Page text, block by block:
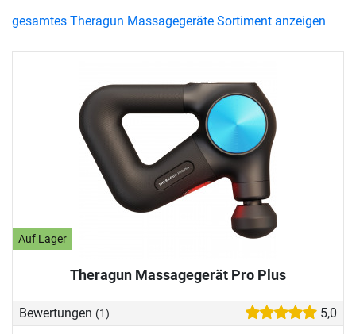
Auf Lager
Theragun Massagegerät Pro Plus
Bewertungen (1) 5,0
gesamtes Theragun Massagegeräte Sortiment anzeigen